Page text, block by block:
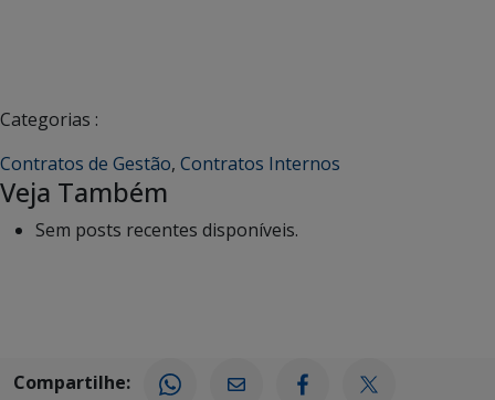
Categorias :
Contratos de Gestão, Contratos Internos
Veja Também
Sem posts recentes disponíveis.
Compartilhe: